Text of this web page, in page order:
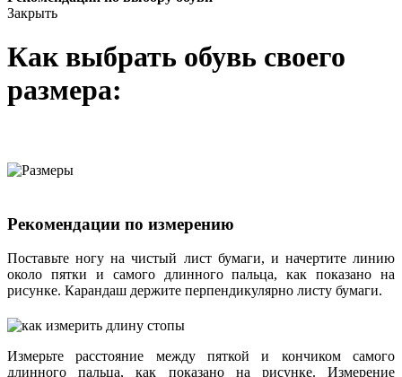
Закрыть
Как выбрать обувь своего
размера:
Рекомендации по измерению
Поставьте ногу на чистый лист бумаги, и начертите линию
около пятки и самого длинного пальца, как показано на
рисунке. Карандаш держите перпендикулярно листу бумаги.
Измерьте расстояние между пяткой и кончиком самого
длинного пальца, как показано на рисунке. Измерение